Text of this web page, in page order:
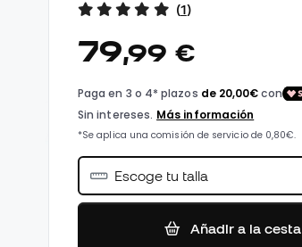
(1)
79,99 €
Escoge tu talla
Añadir a la cesta